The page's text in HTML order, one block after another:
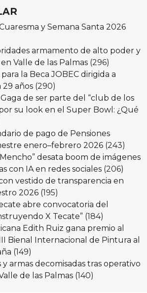
y Semana Santa 2026
armamento de alto poder y
Valle de las Palmas (296)
la Beca JOBEC dirigida a
29 años (290)
de ser parte del “club de los
su look en el Super Bowl: ¿Qué
de pago de Pensiones
enero–febrero 2026 (243)
desata boom de imágenes
con IA en redes sociales (206)
vestido de transparencia en
2026 (195)
abre convocatoria del
X Tecate” (184)
Edith Ruiz gana premio al
Bienal Internacional de Pintura al
(149)
armas decomisadas tras operativo
de las Palmas (140)